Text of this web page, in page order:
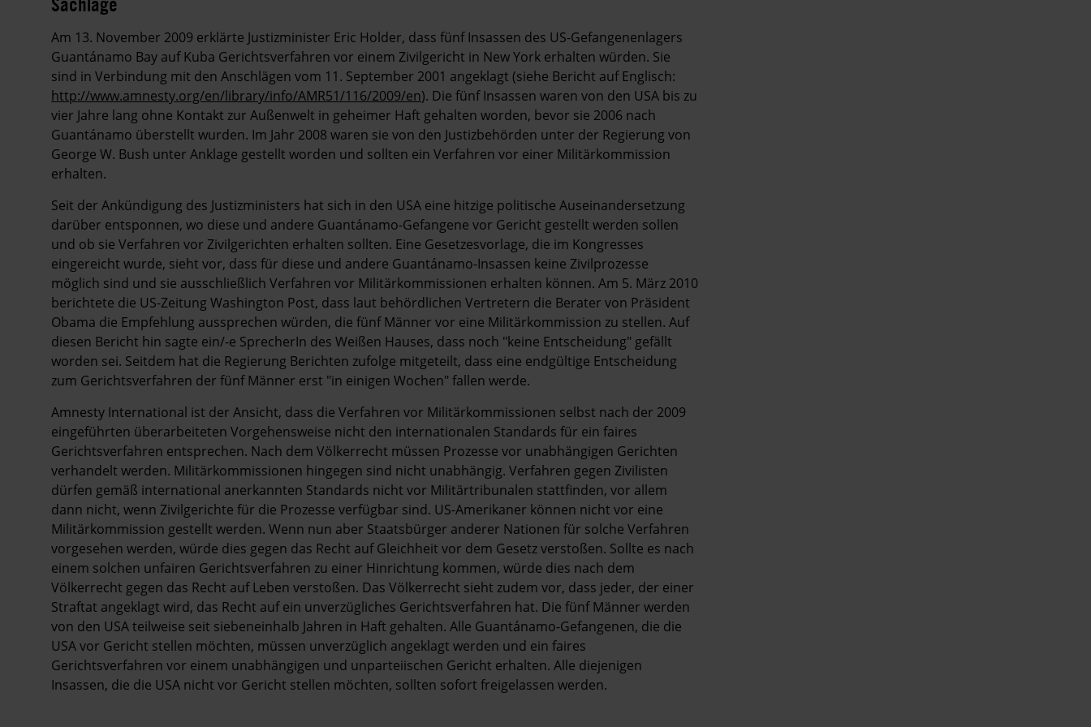
Am 13. November 2009 erklärte Justizminister Eric Holder, dass fünf Insassen des US-Gefangenenlagers
Guantánamo Bay auf Kuba Gerichtsverfahren vor einem Zivilgericht in New York erhalten würden. Sie
sind in Verbindung mit den Anschlägen vom 11. September 2001 angeklagt (siehe Bericht auf Englisch:
http://www.amnesty.org/en/library/info/AMR51/116/2009/en). Die fünf Insassen waren von den USA bis zu
vier Jahre lang ohne Kontakt zur Außenwelt in geheimer Haft gehalten worden, bevor sie 2006 nach
Guantánamo überstellt wurden. Im Jahr 2008 waren sie von den Justizbehörden unter der Regierung von
George W. Bush unter Anklage gestellt worden und sollten ein Verfahren vor einer Militärkommission
erhalten.
Seit der Ankündigung des Justizministers hat sich in den USA eine hitzige politische Auseinandersetzung
darüber entsponnen, wo diese und andere Guantánamo-Gefangene vor Gericht gestellt werden sollen
und ob sie Verfahren vor Zivilgerichten erhalten sollten. Eine Gesetzesvorlage, die im Kongresses
eingereicht wurde, sieht vor, dass für diese und andere Guantánamo-Insassen keine Zivilprozesse
möglich sind und sie ausschließlich Verfahren vor Militärkommissionen erhalten können. Am 5. März 2010
berichtete die US-Zeitung Washington Post, dass laut behördlichen Vertretern die Berater von Präsident
Obama die Empfehlung aussprechen würden, die fünf Männer vor eine Militärkommission zu stellen. Auf
diesen Bericht hin sagte ein/-e SprecherIn des Weißen Hauses, dass noch "keine Entscheidung" gefällt
worden sei. Seitdem hat die Regierung Berichten zufolge mitgeteilt, dass eine endgültige Entscheidung
zum Gerichtsverfahren der fünf Männer erst "in einigen Wochen" fallen werde.
Amnesty International ist der Ansicht, dass die Verfahren vor Militärkommissionen selbst nach der 2009
eingeführten überarbeiteten Vorgehensweise nicht den internationalen Standards für ein faires
Gerichtsverfahren entsprechen. Nach dem Völkerrecht müssen Prozesse vor unabhängigen Gerichten
verhandelt werden. Militärkommissionen hingegen sind nicht unabhängig. Verfahren gegen Zivilisten
dürfen gemäß international anerkannten Standards nicht vor Militärtribunalen stattfinden, vor allem
dann nicht, wenn Zivilgerichte für die Prozesse verfügbar sind. US-Amerikaner können nicht vor eine
Militärkommission gestellt werden. Wenn nun aber Staatsbürger anderer Nationen für solche Verfahren
vorgesehen werden, würde dies gegen das Recht auf Gleichheit vor dem Gesetz verstoßen. Sollte es nach
einem solchen unfairen Gerichtsverfahren zu einer Hinrichtung kommen, würde dies nach dem
Völkerrecht gegen das Recht auf Leben verstoßen. Das Völkerrecht sieht zudem vor, dass jeder, der einer
Straftat angeklagt wird, das Recht auf ein unverzügliches Gerichtsverfahren hat. Die fünf Männer werden
von den USA teilweise seit siebeneinhalb Jahren in Haft gehalten. Alle Guantánamo-Gefangenen, die die
USA vor Gericht stellen möchten, müssen unverzüglich angeklagt werden und ein faires
Gerichtsverfahren vor einem unabhängigen und unparteiischen Gericht erhalten. Alle diejenigen
Insassen, die die USA nicht vor Gericht stellen möchten, sollten sofort freigelassen werden.